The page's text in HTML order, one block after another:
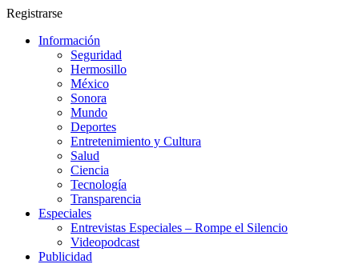
Registrarse
Información
Seguridad
Hermosillo
México
Sonora
Mundo
Deportes
Entretenimiento y Cultura
Salud
Ciencia
Tecnología
Transparencia
Especiales
Entrevistas Especiales – Rompe el Silencio
Videopodcast
Publicidad